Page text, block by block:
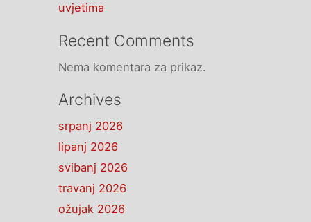
uvjetima
Recent Comments
Nema komentara za prikaz.
Archives
srpanj 2026
lipanj 2026
svibanj 2026
travanj 2026
ožujak 2026